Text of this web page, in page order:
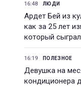
16:48 ЛЮДИ
Ардет Бей из
как за 25 лет
который
16:19 ПОЛЕЗНОЕ
Девушка на
кондиционера